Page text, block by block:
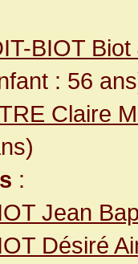
BIOT
: 56
Claire
:
Jean
Désiré